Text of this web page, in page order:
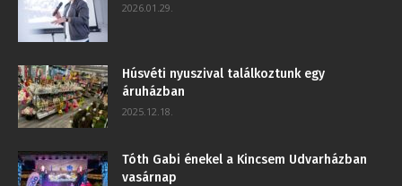
2026.01.29.
Húsvéti nyuszival találkoztunk egy
áruházban
2025.12.18.
Tóth Gabi énekel a Kincsem Udvarházban
vasárnap